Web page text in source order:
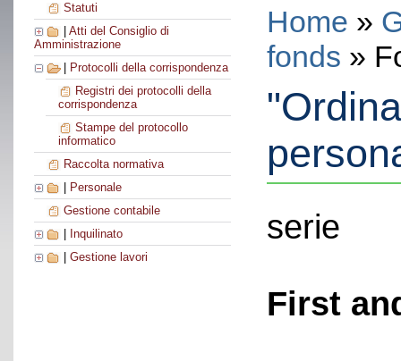
Statuti
Atti del Consiglio di
Amministrazione
Protocolli della corrispondenza
Registri dei protocolli della
corrispondenza
Stampe del protocollo
informatico
Raccolta normativa
Personale
Gestione contabile
Inquilinato
Gestione lavori
Home »
fonds »
serie
First